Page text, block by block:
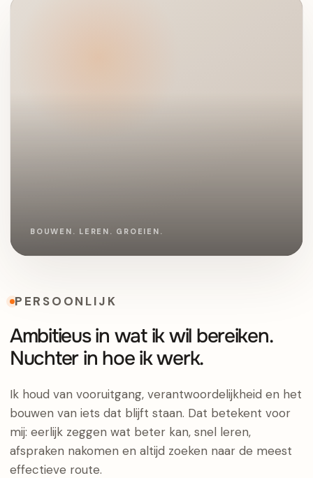
PERSOONLIJK
Ambitieus in wat ik wil bereiken.
Nuchter in hoe ik werk.
Ik houd van vooruitgang, verantwoordelijkheid en het
bouwen van iets dat blijft staan. Dat betekent voor
mij: eerlijk zeggen wat beter kan, snel leren,
afspraken nakomen en altijd zoeken naar de meest
effectieve route.